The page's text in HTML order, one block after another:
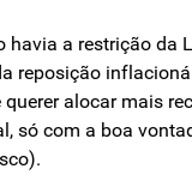
havia a restrição
reposição
alocar mais
só com a boa